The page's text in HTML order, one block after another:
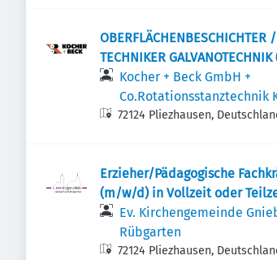
OBERFLÄCHENBESCHICHTER /
TECHNIKER
Kocher + Beck GmbH +
Co.Rotationsstanztechnik
72124 Pliezhausen,
Erzieher/Pädagogische
(m/w/d) in Vollzeit oder
Ev. Kirchengemeinde
Rübgarten
72124 Pliezhausen,